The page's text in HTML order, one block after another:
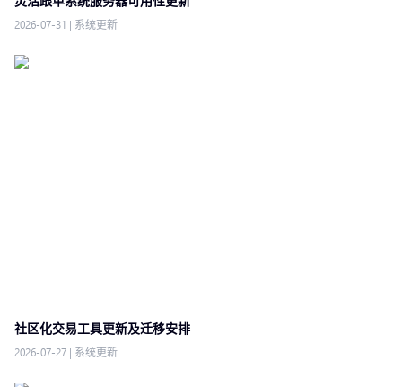
2026-07-31 | 系统更新
社区化交易工具更新及迁移安排
2026-07-27 | 系统更新